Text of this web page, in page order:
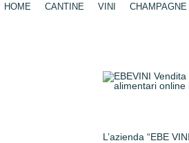
HOME CANTINE VINI
L’azienda “EBE